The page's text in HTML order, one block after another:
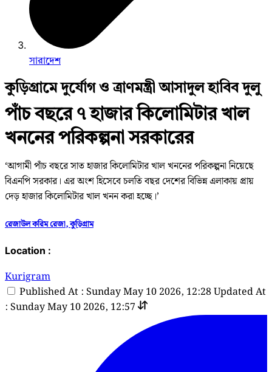
সারাদেশ
কুড়িগ্রামে দুর্যোগ ও ত্রাণমন্ত্রী আসাদুল হাবিব দুলু
পাঁচ বছরে ৭ হাজার কিলোমিটার খাল
খননের পরিকল্পনা সরকারের
‘আগামী পাঁচ বছরে সাত হাজার কিলোমিটার খাল খননের পরিকল্পনা নিয়েছে
বিএনপি সরকার। এর অংশ হিসেবে চলতি বছর দেশের বিভিন্ন এলাকায় প্রায়
দেড় হাজার কিলোমিটার খাল খনন করা হচ্ছে।’
রেজাউল করিম রেজা, কুড়িগ্রাম
Location :
Kurigram
Published At : Sunday May 10 2026, 12:28Updated At
: Sunday May 10 2026, 12:57